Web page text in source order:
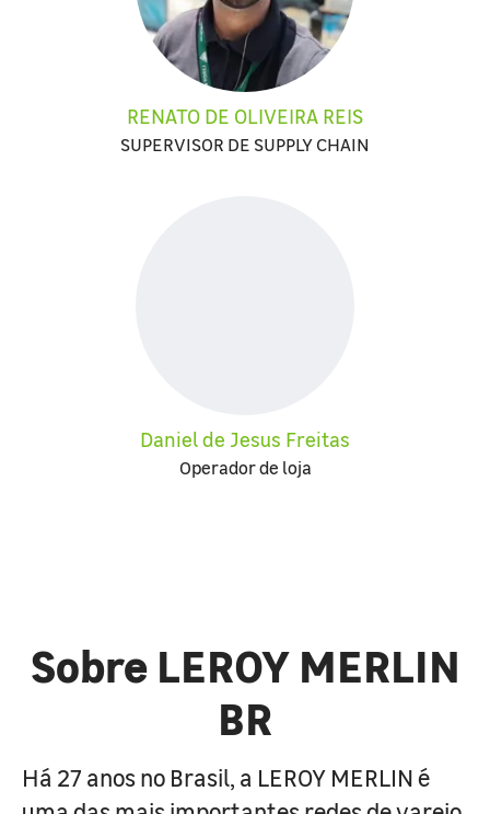
RENATO DE OLIVEIRA REIS
SUPERVISOR DE SUPPLY CHAIN
Daniel de Jesus Freitas
Operador de loja
Sobre LEROY MERLIN
BR
Há 27 anos no Brasil, a LEROY MERLIN é